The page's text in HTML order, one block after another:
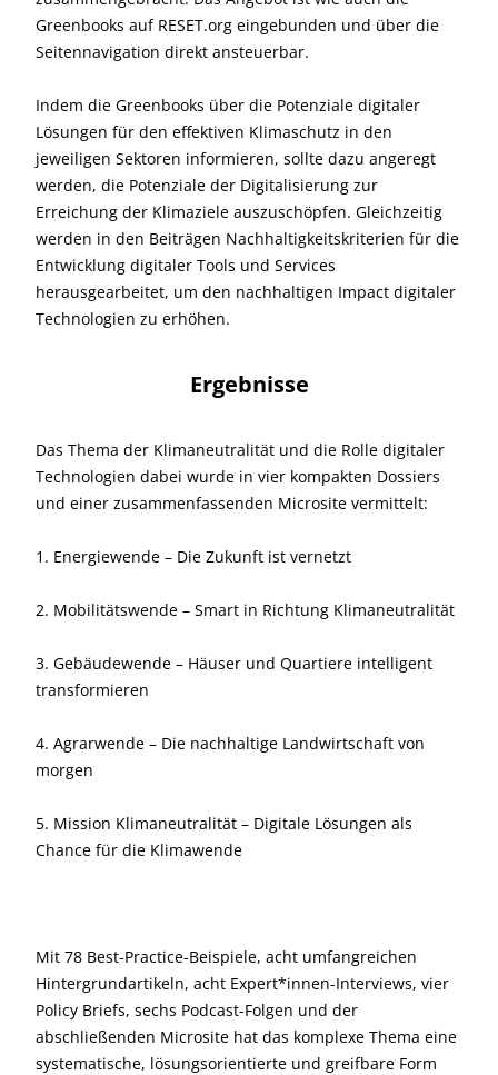
Greenbooks auf RESET.org eingebunden und über die
Seitennavigation direkt ansteuerbar.
Indem die Greenbooks über die Potenziale digitaler
Lösungen für den effektiven Klimaschutz in den
jeweiligen Sektoren informieren, sollte dazu angeregt
werden, die Potenziale der Digitalisierung zur
Erreichung der Klimaziele auszuschöpfen. Gleichzeitig
werden in den Beiträgen Nachhaltigkeitskriterien für die
Entwicklung digitaler Tools und Services
herausgearbeitet, um den nachhaltigen Impact digitaler
Technologien zu erhöhen.
Ergebnisse
Das Thema der Klimaneutralität und die Rolle digitaler
Technologien dabei wurde in vier kompakten Dossiers
und einer zusammenfassenden Microsite vermittelt:
1. Energiewende – Die Zukunft ist vernetzt
2. Mobilitätswende – Smart in Richtung Klimaneutralität
3. Gebäudewende – Häuser und Quartiere intelligent
transformieren
4. Agrarwende – Die nachhaltige Landwirtschaft von
morgen
5. Mission Klimaneutralität – Digitale Lösungen als
Chance für die Klimawende
Mit 78 Best-Practice-Beispiele, acht umfangreichen
Hintergrundartikeln, acht Expert*innen-Interviews, vier
Policy Briefs, sechs Podcast-Folgen und der
abschließenden Microsite hat das komplexe Thema eine
systematische, lösungsorientierte und greifbare Form